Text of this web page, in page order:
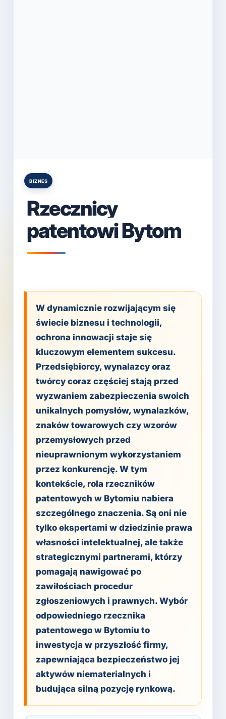
Posted
BIZNES
Rzecznicy
patentowi Bytom
W dynamicznie rozwijającym się
świecie biznesu i technologii,
ochrona innowacji staje się
kluczowym elementem sukcesu.
Przedsiębiorcy, wynalazcy oraz
twórcy coraz częściej stają przed
wyzwaniem zabezpieczenia swoich
unikalnych pomysłów, wynalazków,
znaków towarowych czy wzorów
przemysłowych przed
nieuprawnionym wykorzystaniem
przez konkurencję. W tym
kontekście, rola rzeczników
patentowych w Bytomiu nabiera
szczególnego znaczenia. Są oni nie
tylko ekspertami w dziedzinie prawa
własności intelektualnej, ale także
strategicznymi partnerami, którzy
pomagają nawigować po
zawiłościach procedur
zgłoszeniowych i prawnych. Wybór
odpowiedniego rzecznika
patentowego w Bytomiu to
inwestycja w przyszłość firmy,
zapewniająca bezpieczeństwo jej
aktywów niematerialnych i
budująca silną pozycję rynkową.